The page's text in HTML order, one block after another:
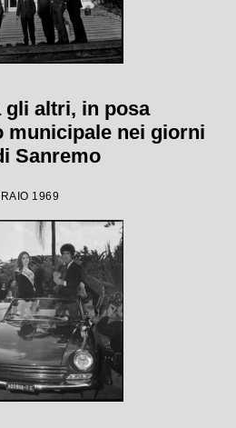
gli altri, in posa
municipale nei giorni
Sanremo
1969